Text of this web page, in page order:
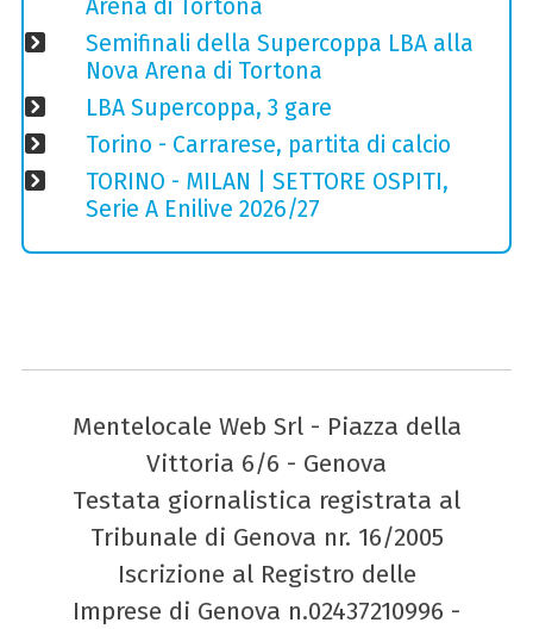
Arena di Tortona
Semifinali della Supercoppa LBA alla
Nova Arena di Tortona
LBA Supercoppa, 3 gare
Torino - Carrarese, partita di calcio
TORINO - MILAN | SETTORE OSPITI,
Serie A Enilive 2026/27
Mentelocale Web Srl - Piazza della
Vittoria 6/6 - Genova
Testata giornalistica registrata al
Tribunale di Genova nr. 16/2005
Iscrizione al Registro delle
Imprese di Genova n.02437210996 -